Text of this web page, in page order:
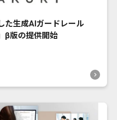
た生成AIガードレール
β版の提供開始